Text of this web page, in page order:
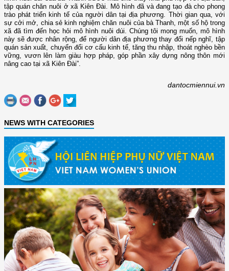
tập quán chăn nuôi ở xã Kiên Đài. Mô hình đã và đang tạo đà cho phong
trào phát triển kinh tế của người dân tại địa phương. Thời gian qua, với
sự cởi mở, chia sẻ kinh nghiệm chăn nuôi của bà Thanh, một số hộ trong
xã đã tìm đến học hỏi mô hình nuôi dúi. Chúng tôi mong muốn, mô hình
này sẽ được nhân rộng, để người dân địa phương thay đổi nếp nghĩ, tập
quán sản xuất, chuyển đổi cơ cấu kinh tế, tăng thu nhập, thoát nghèo bền
vững, vươn lên làm giàu hợp pháp, góp phần xây dựng nông thôn mới
nâng cao tại xã Kiên Đài”.
dantocmiennui.vn
NEWS WITH CATEGORIES